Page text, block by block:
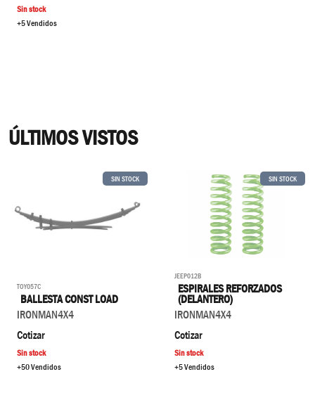
Sin stock
+5 Vendidos
ÚLTIMOS VISTOS
SIN STOCK
TOY057C
BALLESTA CONST LOAD
IRONMAN4X4
Cotizar
Sin stock
+50 Vendidos
SIN STOCK
JEEP012B
ESPIRALES REFORZADOS
(DELANTERO)
IRONMAN4X4
Cotizar
Sin stock
+5 Vendidos